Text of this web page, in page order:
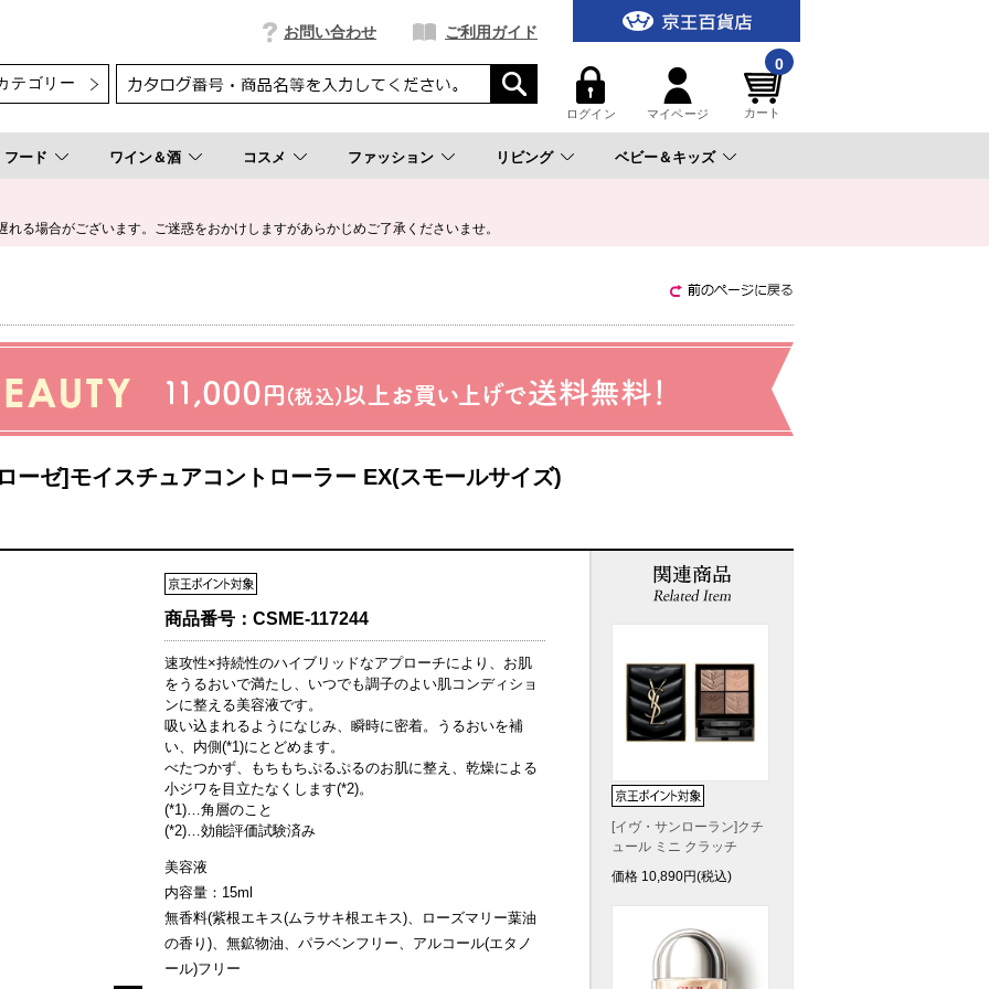
お問い合わせ ご利用ガイド
ログイン マイページ
0
カート
フード ワイン＆酒 コスメ ファッション リビング ベビー＆キッズ
る場合がございます。ご迷惑をおかけしますがあらかじめご了承くださいませ。
ーゼ]モイスチュアコントローラー EX(スモールサイズ)
商品番号： CSME-117244
速攻性×持続性のハイブリッドなアプローチにより、お肌
をうるおいで満たし、いつでも調子のよい肌コンディショ
ンに整える美容液です。
吸い込まれるようになじみ、瞬時に密着。うるおいを補
い、内側(*1)にとどめます。
べたつかず、もちもちぷるぷるのお肌に整え、乾燥による
小ジワを目立たなくします(*2)。
(*1)…角層のこと
(*2)…効能評価試験済み
美容液
内容量：15ml
無香料(紫根エキス(ムラサキ根エキス)、ローズマリー葉油
の香り)、無鉱物油、パラベンフリー、アルコール(エタノ
ール)フリー
[イヴ・サンローラン]クチ
ュール ミニ クラッチ
価格 10,890円(税込)